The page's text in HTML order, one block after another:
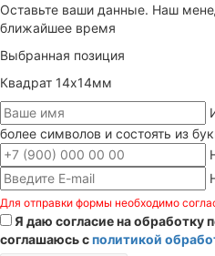
Оставьте ваши данные. Наш
ближайшее время
Выбранная позиция
Квадрат 14х14мм
более символов и состоять из
Для отправки формы необходимо
Я даю согласие на обработку
соглашаюсь сполитикой